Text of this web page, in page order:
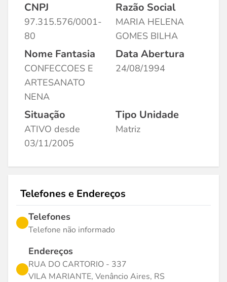
CNPJ
97.315.576/0001-
80
Razão Social
MARIA HELENA
GOMES BILHA
Nome Fantasia
CONFECCOES E
ARTESANATO
NENA
Data Abertura
24/08/1994
Situação
ATIVO desde
03/11/2005
Tipo Unidade
Matriz
Telefones e Endereços
Telefones
Telefone não informado
Endereços
RUA DO CARTORIO - 337
VILA MARIANTE, Venâncio Aires, RS